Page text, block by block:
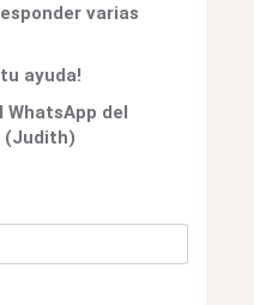
varias
ayuda!
WhatsApp del
(Judith)